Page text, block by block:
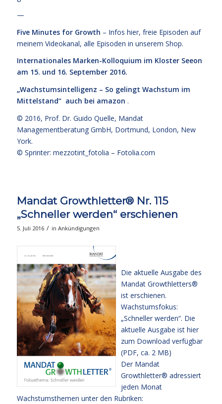
—
Five Minutes for Growth – Infos hier, freie Episoden auf
meinem Videokanal, alle Episoden in unserem Shop.
Internationales Marken-Kolloquium im Kloster Seeon
am 15. und 16. September 2016.
„Wachstumsintelligenz – So gelingt Wachstum im
Mittelstand“ auch bei amazon .
© 2016, Prof. Dr. Guido Quelle, Mandat
Managementberatung GmbH, Dortmund, London, New
York.
© Sprinter: mezzotint_fotolia – Fotolia.com
Mandat Growthletter® Nr. 115
„Schneller werden“ erschienen
5. Juli 2016 / in Ankündigungen
Die aktuelle Ausgabe des
Mandat Growthletters®
ist erschienen.
Wachstumsfokus:
„Schneller werden“. Die
aktuelle Ausgabe ist hier
zum Download verfügbar
(PDF, ca. 2 MB)
Der Mandat
Growthletter® adressiert
jeden Monat
Wachstumsthemen unter den Rubriken: